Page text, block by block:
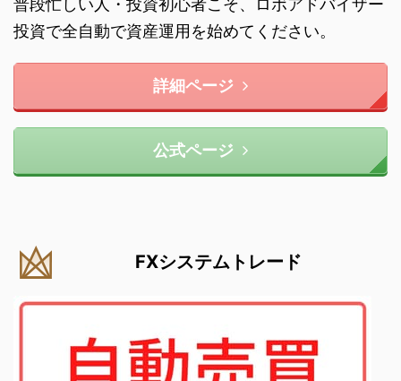
投資で全自動で資産運用を始めてください。
詳細ページ
公式ページ
FXシステムトレード